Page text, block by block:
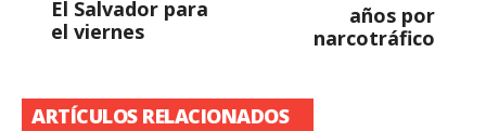
El Salvador para
el viernes
años por
narcotráfico
ARTÍCULOS RELACIONADOS